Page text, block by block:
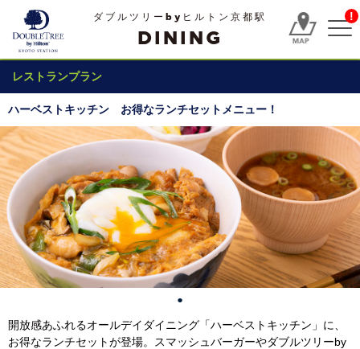
ダブルツリーbyヒルトン京都駅
DINING
!
レストランプラン
ハーベストキッチン お得なランチセットメニュー！
開放感あふれるオールデイダイニング「ハーベストキッチン」に、
お得なランチセットが登場。スマッシュバーガーやダブルツリーby